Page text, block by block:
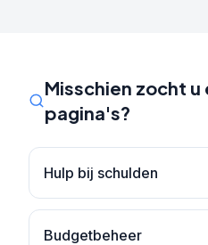
Misschien zocht u
pagina's?
Hulp bij schulden
Budgetbeheer